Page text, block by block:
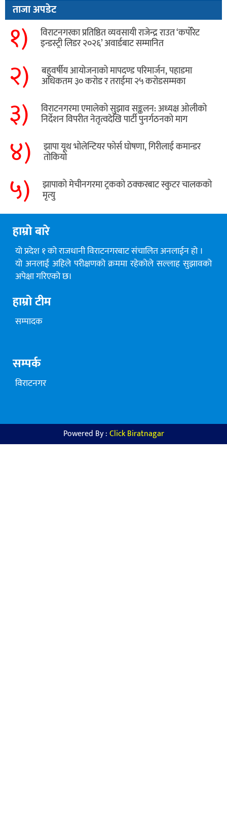
ताजा अपडेट
१) विराटनगरका प्रतिष्ठित व्यवसायी राजेन्द्र राउत ‘कर्पोरेट
इन्डस्ट्री लिडर २०२६’ अवार्डबाट सम्मानित
२) बहुवर्षीय आयोजनाको मापदण्ड परिमार्जन, पहाडमा
अधिकतम ३० करोड र तराईमा २५ करोडसम्मका
३) विराटनगरमा एमालेको सुझाव सङ्कलन: अध्यक्ष ओलीको
निर्देशन विपरीत नेतृत्वदेखि पार्टी पुनर्गठनको माग
४) झापा यूथ भोलेन्टियर फोर्स घोषणा, गिरीलाई कमान्डर
तोकियो
५) ​झापाको मेचीनगरमा ट्रकको ठक्करबाट स्कुटर चालकको
मृत्यु
हाम्रो बारे
यो प्रदेश १ को राजधानी विराटनगरबाट संचालित अनलाईन हो ।
यो अनलाई अहिले परीक्षणको क्रममा रहेकोले सल्लाह सुझावको
अपेक्षा गरिएको छ।
हाम्रो टीम
सम्पादक
सम्पर्क
विराटनगर
Powered By :Click Biratnagar